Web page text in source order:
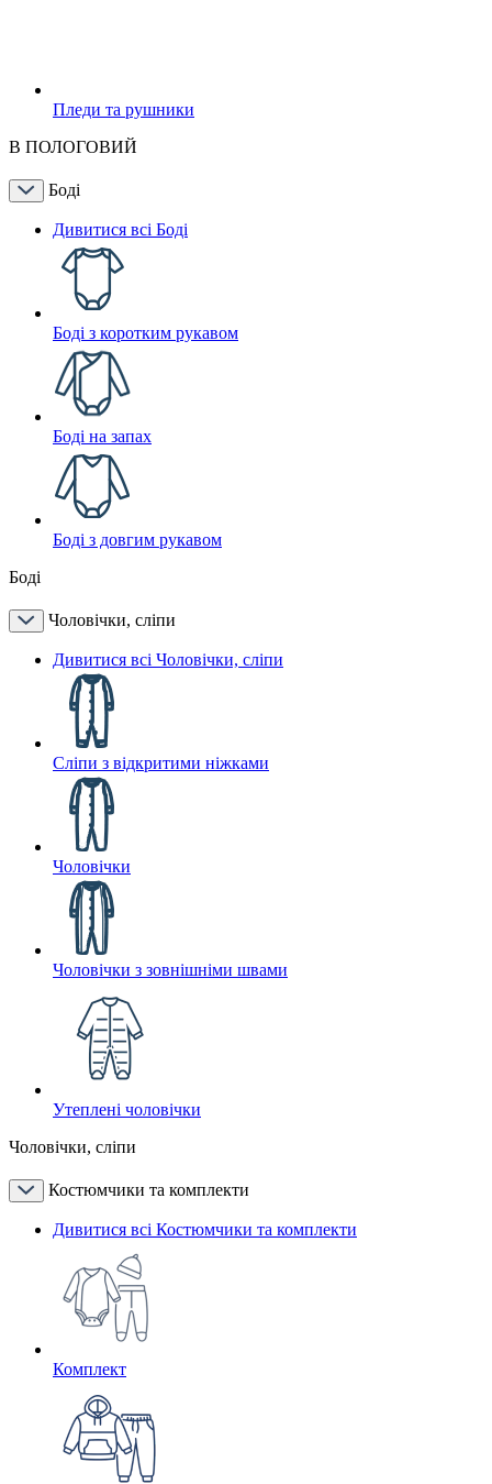
Пледи та рушники
В ПОЛОГОВИЙ
Боді
Дивитися всі Боді
Боді з коротким рукавом
Боді на запах
Боді з довгим рукавом
Боді
Чоловічки, сліпи
Дивитися всі Чоловічки, сліпи
Сліпи з відкритими ніжками
Чоловічки
Чоловічки з зовнішніми швами
Утеплені чоловічки
Чоловічки, сліпи
Костюмчики та комплекти
Дивитися всі Костюмчики та комплекти
Комплект